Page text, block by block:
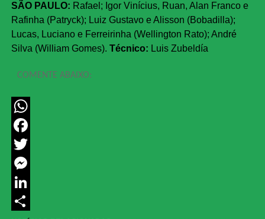
SÃO PAULO: Rafael; Igor Vinícius, Ruan, Alan Franco e
Rafinha (Patryck); Luiz Gustavo e Alisson (Bobadilla);
Lucas, Luciano e Ferreirinha (Wellington Rato); André
Silva (William Gomes). Técnico: Luis Zubeldía
COMENTE ABAIXO:
WhatsApp
Facebook
Twitter
Messenger
LinkedIn